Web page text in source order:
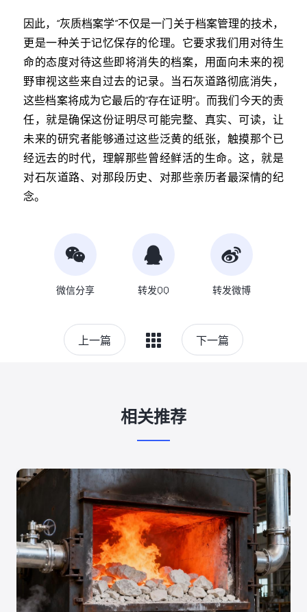
因此，“灰质档案学”不仅是一门关于档案管理的技术，
更是一种关于记忆保存的伦理。它要求我们用对待生
命的态度对待这些即将消失的档案，用面向未来的视
野审视这些来自过去的记录。当石灰道路彻底消失，
这些档案将成为它最后的“存在证明”。而我们今天的责
任，就是确保这份证明尽可能完整、真实、可读，让
未来的研究者能够通过这些泛黄的纸张，触摸那个已
经远去的时代，理解那些曾经鲜活的生命。这，就是
对石灰道路、对那段历史、对那些亲历者最深情的纪
念。
微信分享 转发QQ 转发微博
上一篇 下一篇
相关推荐